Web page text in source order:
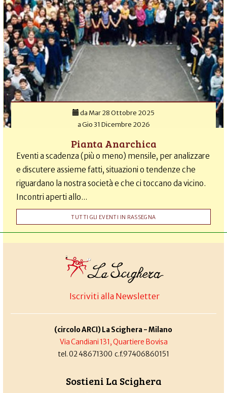
da Mar 28 Ottobre 2025
aGio 31 Dicembre 2026
Pianta Anarchica
Eventi a scadenza (più o meno) mensile, per analizzare
e discutere assieme fatti, situazioni o tendenze che
riguardano la nostra società e che ci toccano da vicino.
Incontri aperti allo...
TUTTI GLI EVENTI IN RASSEGNA
Iscriviti alla Newsletter
(circolo ARCI) La Scighera - Milano
Via Candiani 131, Quartiere Bovisa
tel. 02 48671300 c.f.97406860151
Sostieni La Scighera